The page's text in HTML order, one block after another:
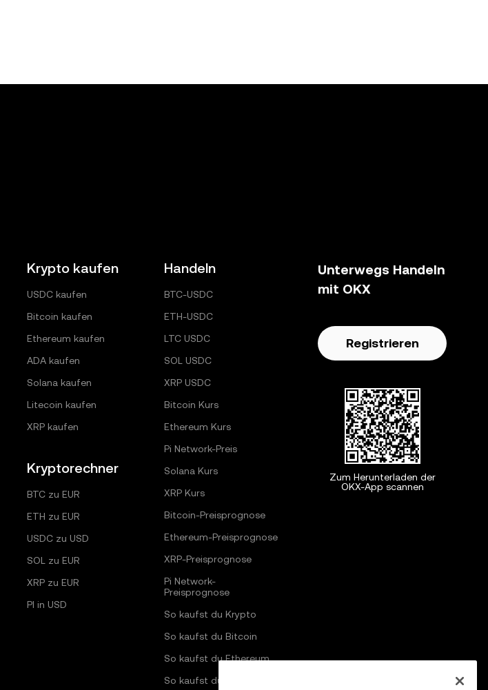
Krypto kaufen
USDC kaufen
Bitcoin kaufen
Ethereum kaufen
ADA kaufen
Solana kaufen
Litecoin kaufen
XRP kaufen
Kryptorechner
BTC zu EUR
ETH zu EUR
USDC zu USD
SOL zu EUR
XRP zu EUR
PI in USD
Handeln
BTC-USDC
ETH-USDC
LTC USDC
SOL USDC
XRP USDC
Bitcoin Kurs
Ethereum Kurs
Pi Network-Preis
Solana Kurs
XRP Kurs
Bitcoin-Preisprognose
Ethereum-Preisprognose
XRP-Preisprognose
Pi Network-
Preisprognose
So kaufst du Krypto
So kaufst du Bitcoin
So kaufst du Ethereum
So kaufst du Solana
Unterwegs Handeln
mit OKX
Registrieren
Zum Herunterladen der
OKX-App scannen